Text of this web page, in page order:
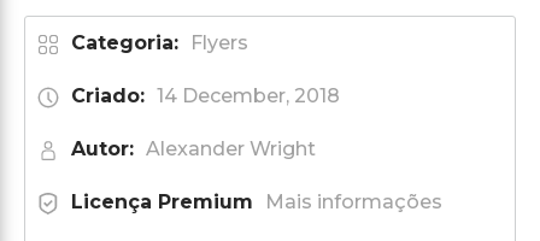
Categoria: Flyers
Criado: 14 December, 2018
Autor: Alexander Wright
Licença Premium Mais informações